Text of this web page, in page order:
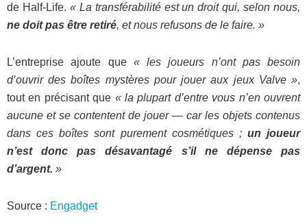
de Half-Life. « La transférabilité est un droit qui, selon nous,
ne doit pas être retiré, et nous refusons de le faire. »
L’entreprise ajoute que « les joueurs n’ont pas besoin
d’ouvrir des boîtes mystères pour jouer aux jeux Valve »,
tout en précisant que « la plupart d’entre vous n’en ouvrent
aucune et se contentent de jouer — car les objets contenus
dans ces boîtes sont purement cosmétiques ; un joueur
n’est donc pas désavantagé s’il ne dépense pas
d’argent. »
Source : Engadget